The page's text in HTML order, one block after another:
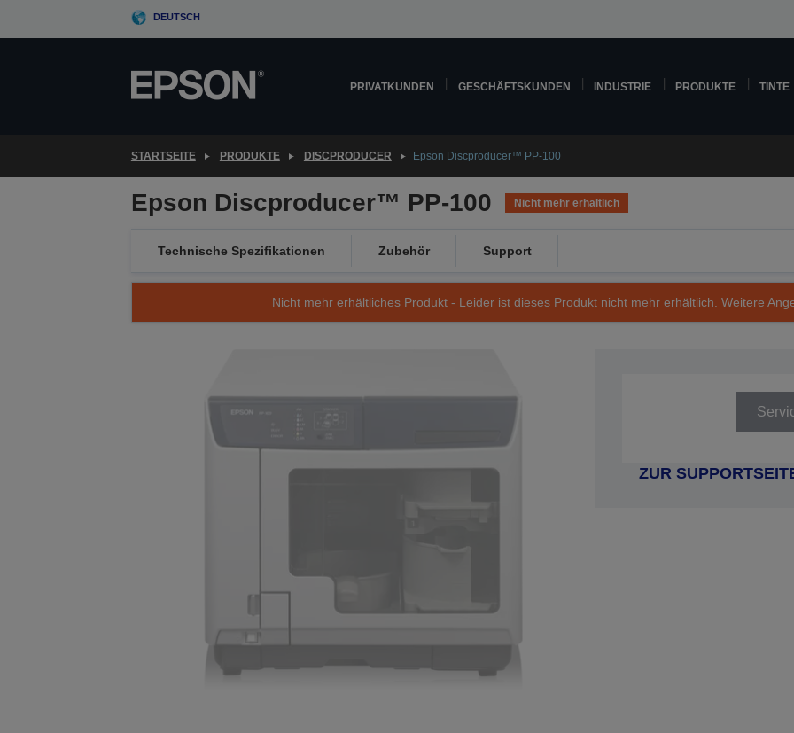
DEUTSCH
PRIVATKUNDEN GESCHÄFTSKUNDEN INDUSTRIE PRODUKTE TINTE
STARTSEITE PRODUKTE DISCPRODUCER Epson Discproducer™ PP-100
Epson Discproducer™ PP-100 Nicht mehr erhältlich
Technische Spezifikationen Zubehör Support
Nicht mehr erhältliches Produkt - Leider ist dieses Produkt nicht mehr erhältlich. Weitere
ZUR